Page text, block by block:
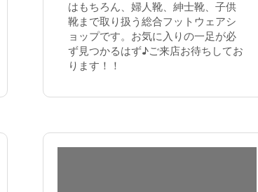
はもちろん、婦人靴、紳士靴、子供
靴まで取り扱う総合フットウェアシ
ョップです。お気に入りの一足が必
ず見つかるはず♪ご来店お待ちしてお
ります！！